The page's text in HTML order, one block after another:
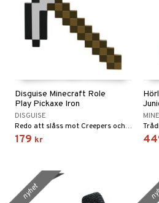
Disguise Minecraft Role
Play Pickaxe Iron
DISGUISE
Redo att slåss mot Creepers och gräva efter resurser?
179 kr
nyhet